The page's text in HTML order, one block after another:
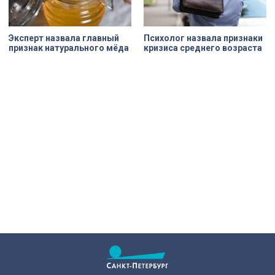
Эксперт назвала главный
признак натурального мёда
Психолог назвала признаки
кризиса среднего возраста